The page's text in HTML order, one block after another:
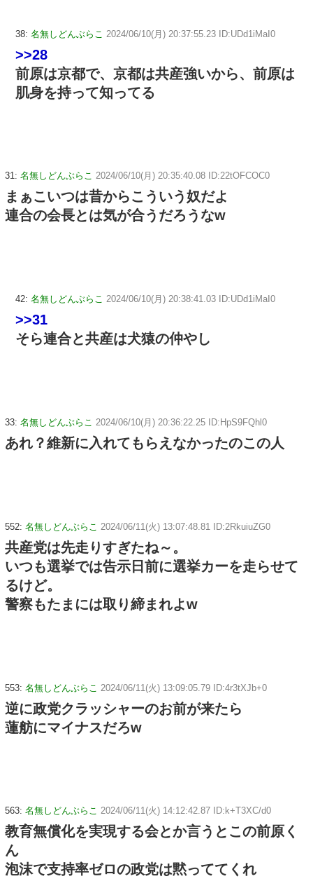
38: 名無しどんぶらこ 2024/06/10(月) 20:37:55.23 ID:UDd1iMaI0
>>28
前原は京都で、京都は共産強いから、前原は
肌身を持って知ってる
31: 名無しどんぶらこ 2024/06/10(月) 20:35:40.08 ID:22tOFCOC0
まぁこいつは昔からこういう奴だよ
連合の会長とは気が合うだろうなw
42: 名無しどんぶらこ 2024/06/10(月) 20:38:41.03 ID:UDd1iMaI0
>>31
そら連合と共産は犬猿の仲やし
33: 名無しどんぶらこ 2024/06/10(月) 20:36:22.25 ID:HpS9FQhl0
あれ？維新に入れてもらえなかったのこの人
552: 名無しどんぶらこ 2024/06/11(火) 13:07:48.81 ID:2RkuiuZG0
共産党は先走りすぎたね～。
いつも選挙では告示日前に選挙カーを走らせて
るけど。
警察もたまには取り締まれよw
553: 名無しどんぶらこ 2024/06/11(火) 13:09:05.79 ID:4r3tXJb+0
逆に政党クラッシャーのお前が来たら
蓮舫にマイナスだろw
563: 名無しどんぶらこ 2024/06/11(火) 14:12:42.87 ID:k+T3XC/d0
教育無償化を実現する会とか言うとこの前原く
ん
泡沫で支持率ゼロの政党は黙っててくれ